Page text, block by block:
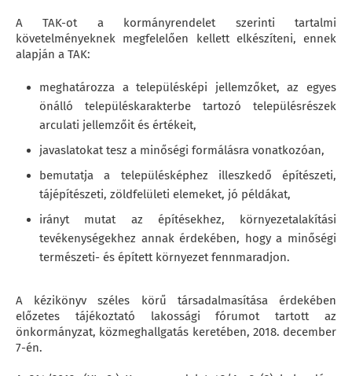
A TAK-ot a kormányrendelet szerinti tartalmi
követelményeknek megfelelően kellett elkészíteni, ennek
alapján a TAK:
meghatározza a településképi jellemzőket, az egyes
önálló településkarakterbe tartozó településrészek
arculati jellemzőit és értékeit,
javaslatokat tesz a minőségi formálásra vonatkozóan,
bemutatja a településképhez illeszkedő építészeti,
tájépítészeti, zöldfelületi elemeket, jó példákat,
irányt mutat az építésekhez, környezetalakítási
tevékenységekhez annak érdekében, hogy a minőségi
természeti- és épített környezet fennmaradjon.
A kézikönyv széles körű társadalmasítása érdekében
előzetes tájékoztató lakossági fórumot tartott az
önkormányzat, közmeghallgatás keretében, 2018. december
7-én.